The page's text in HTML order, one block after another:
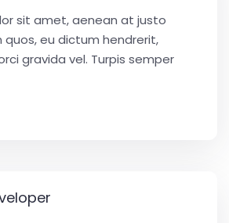
sit amet, aenean at justo
eu dictum hendrerit,
gravida vel. Turpis semper